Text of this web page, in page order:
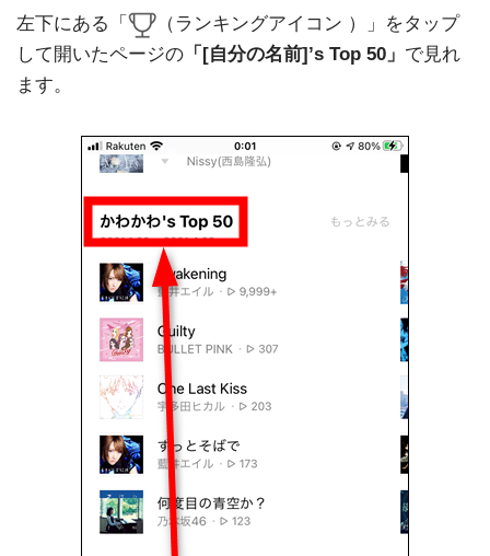
左下にある「
（ランキングアイコン ）」をタップ
して開いたページの 「[自分の名前]’s Top 50」 で見れ
ます。